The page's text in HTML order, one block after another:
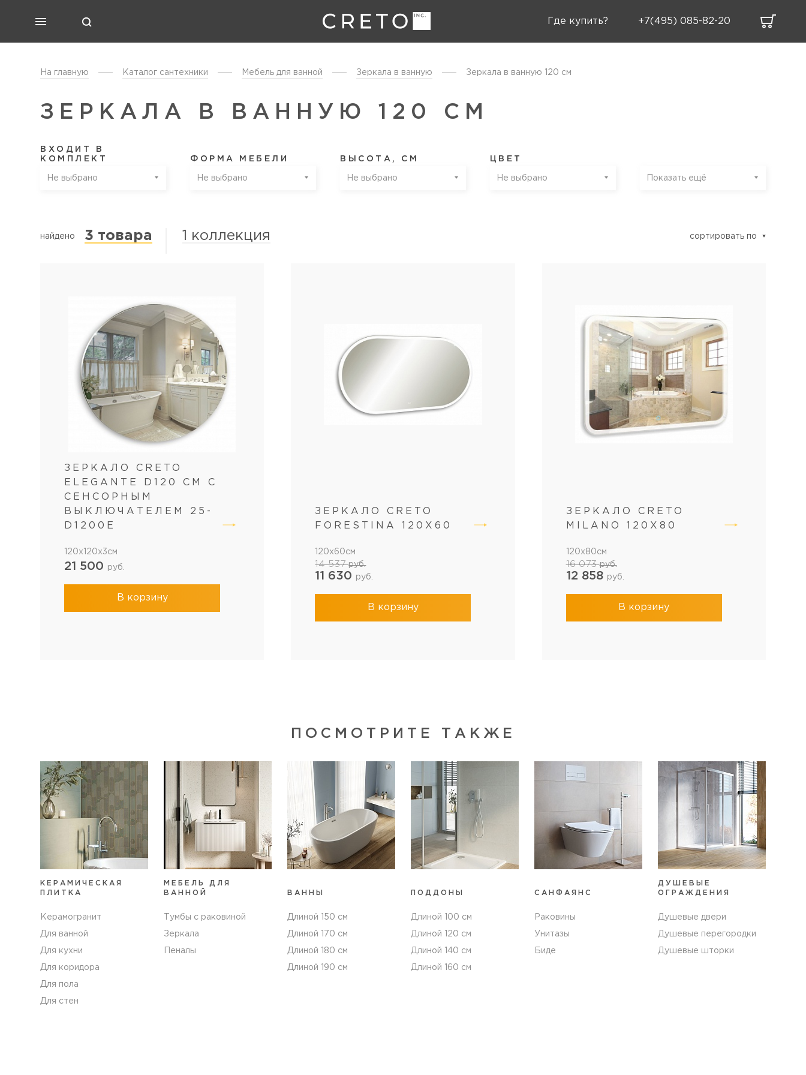
Где купить? +7(495) 085-82-20
На главную Каталог cантехники Мебель для ванной Зеркала в ванную Зеркала в ванную 120 см
ЗЕРКАЛА В ВАННУЮ 120 СМ
ВХОДИТ В
КОМПЛЕКТ
Не выбрано
ФОРМА МЕБЕЛИ
Не выбрано
ВЫСОТА, СМ
Не выбрано
ЦВЕТ
Не выбрано Показать ещё
найдено 3 товара 1 коллекция сортировать по
ЗЕРКАЛО CRETO
ELEGANTE D120 СМ С
СЕНСОРНЫМ
ВЫКЛЮЧАТЕЛЕМ 25-
D1200E
120x120x3см
21 500 руб.
В корзину
ЗЕРКАЛО CRETO
FORESTINA 120Х60
120x60см
14 537руб.
11 630 руб.
В корзину
ЗЕРКАЛО CRETO
MILANO 120Х80
120x80см
16 073руб.
12 858 руб.
В корзину
ПОСМОТРИТЕ ТАКЖЕ
КЕРАМИЧЕСКАЯ
ПЛИТКА
Керамогранит
Для ванной
Для кухни
Для коридора
Для пола
Для стен
МЕБЕЛЬ ДЛЯ
ВАННОЙ
Тумбы с раковиной
Зеркала
Пеналы
ВАННЫ
Длиной 150 см
Длиной 170 см
Длиной 180 см
Длиной 190 см
ПОДДОНЫ
Длиной 100 см
Длиной 120 см
Длиной 140 см
Длиной 160 см
САНФАЯНС
Раковины
Унитазы
Биде
ДУШЕВЫЕ
ОГРАЖДЕНИЯ
Душевые двери
Душевые перегородки
Душевые шторки